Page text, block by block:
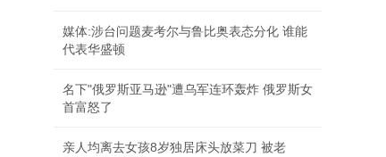
媒体:涉台问题麦考尔与鲁比奥表态分化 谁能
代表华盛顿
名下"俄罗斯亚马逊"遭乌军连环轰炸 俄罗斯女
首富怒了
亲人均离去女孩8岁独居床头放菜刀 被老